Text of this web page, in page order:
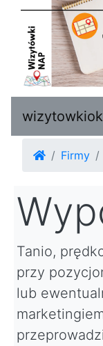
Firmy
Tanio,
przy
lub